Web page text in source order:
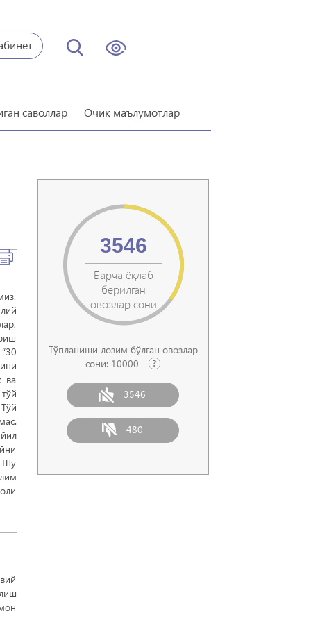
саволлар Очиқ маълумотлар
Барча ёқлаб
берилган
овозлар сони
3546
Тўпланиши лозим бўлган овозлар
сони: 10000
3546
480
ва
Шу